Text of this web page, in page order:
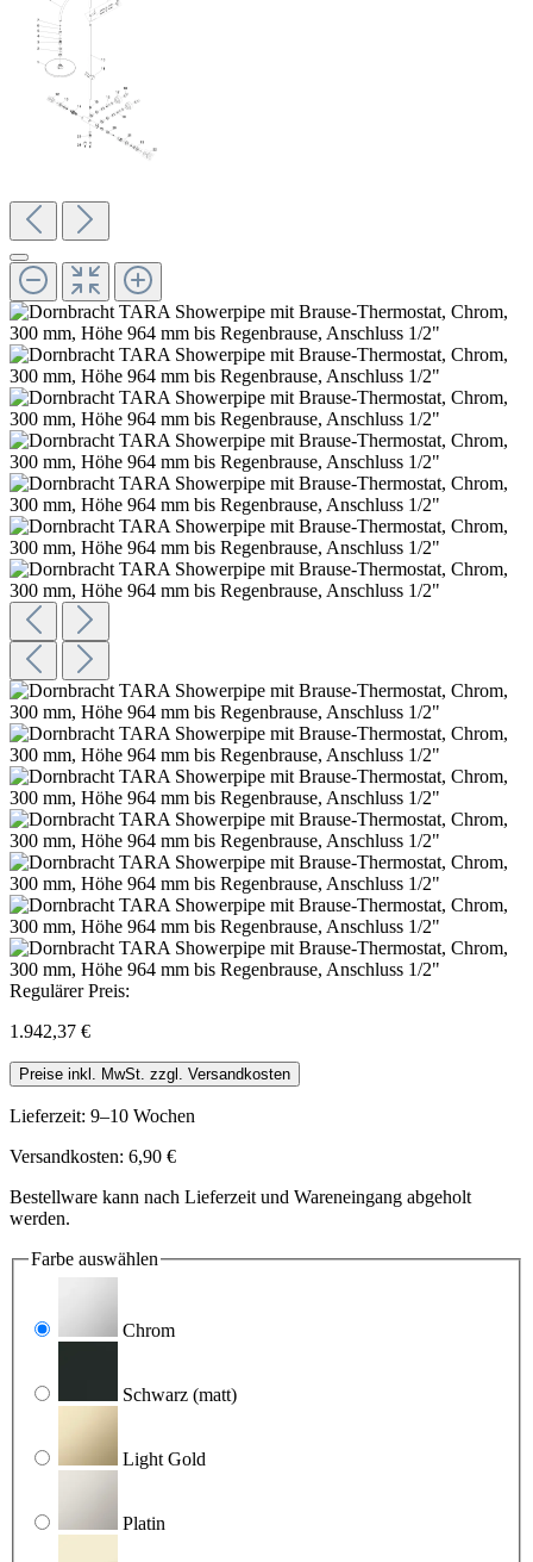
Regulärer Preis:
1.942,37 €
Preise inkl. MwSt. zzgl. Versandkosten
Lieferzeit: 9–10 Wochen
Versandkosten: 6,90 €
Bestellware kann nach Lieferzeit und Wareneingang abgeholt
werden.
Farbe auswählen
Chrom
Schwarz (matt)
Light Gold
Platin